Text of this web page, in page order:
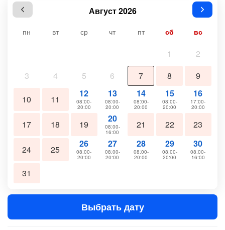
Август 2026
пн вт ср чт пт сб вс
1
2
3
4 5 6 7 8 9
10 11
12
08:00-
20:00
13
08:00-
20:00
14
08:00-
20:00
15
08:00-
20:00
16
17:00-
20:00
17 18 19
20
08:00-
16:00
21 22 23
24 25
26
08:00-
20:00
27
08:00-
20:00
28
08:00-
20:00
29
08:00-
20:00
30
08:00-
16:00
31
Выбрать дату